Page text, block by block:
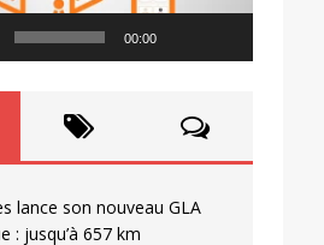
00:00
lance son nouveau GLA
: jusqu’à 657 km